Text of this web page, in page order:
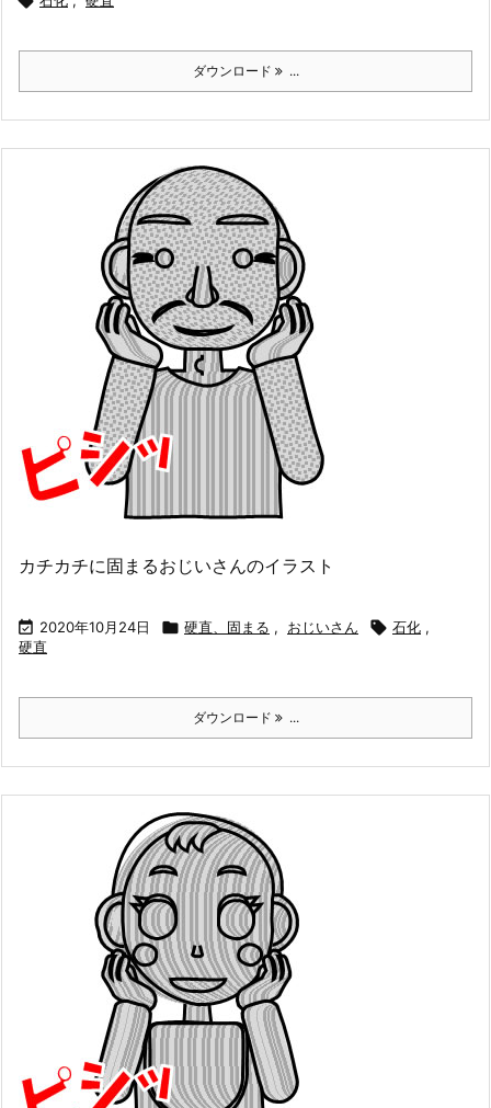
ダウンロード ...
カチカチに固まるおじいさんのイラスト
 2020年10月24日  硬直、固まる , おじいさん  石化 ,
硬直
ダウンロード ...